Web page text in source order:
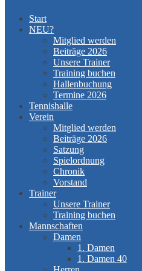
Start
NEU?
Mitglied werden
Beiträge 2026
Unsere Trainer
Training buchen
Hallenbuchung
Termine 2026
Tennishalle
Verein
Mitglied werden
Beiträge 2026
Satzung
Spielordnung
Chronik
Vorstand
Trainer
Unsere Trainer
Training buchen
Mannschaften
Damen
1. Damen
1. Damen 40